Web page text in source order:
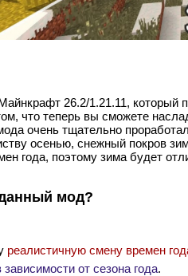
26.2/1.21.11, который
что теперь вы сможете
очень тщательно
осенью, снежный покров
года, поэтому зима будет
мод?
реалистичную смену времен
зависимости от сезона года.